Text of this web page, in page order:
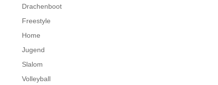
Drachenboot
Freestyle
Home
Jugend
Slalom
Volleyball